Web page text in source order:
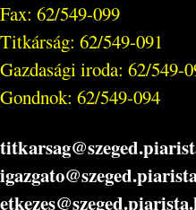
Fax: 62/549-099
Titkárság: 62/549-091
Gazdasági iroda: 62/549-
Gondnok: 62/549-094